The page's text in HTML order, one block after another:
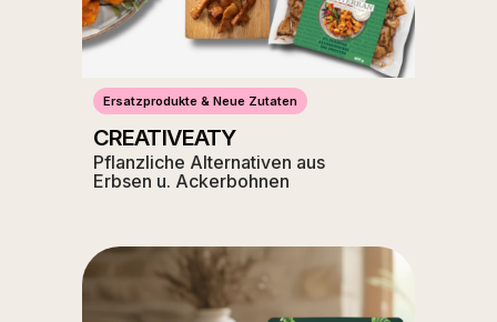
Ersatzprodukte & Neue Zutaten
CREATIVEATY
Pflanzliche Alternativen aus
Erbsen u. Ackerbohnen